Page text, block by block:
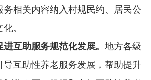
残疾老年人关爱服务工作。
法，推动本意见落地落实。
家发展改革委 工业和信息化部
部 住房城乡建设部 农业农村部